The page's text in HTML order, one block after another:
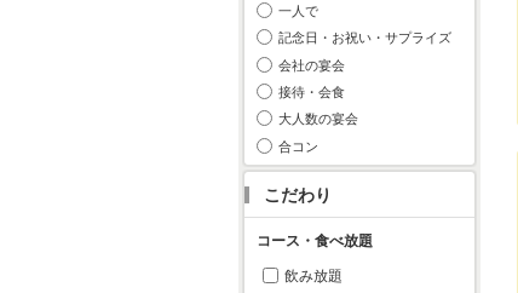
一人で
記念日・お祝い・サプライズ
会社の宴会
接待・会食
大人数の宴会
合コン
こだわり
コース・食べ放題
飲み放題